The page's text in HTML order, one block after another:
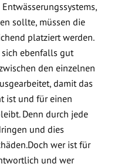
sollte, müssen die
platziert werden.
ebenfalls gut
den einzelnen
damit das
ist und für einen
Denn durch jede
und dies
wer ist für
und wer